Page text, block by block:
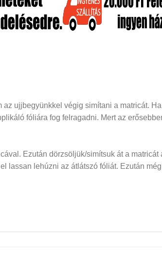
ujjbegyünkkel végig simítani a matricát.
fóliára fog felragadni. Mert az
Ezután dörzsöljük/simítsuk át a matricát
lassan lehúzni az átlátszó fóliát. Ezután